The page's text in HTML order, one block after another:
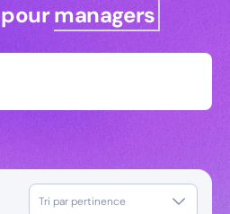
managers
Tri par pertinence